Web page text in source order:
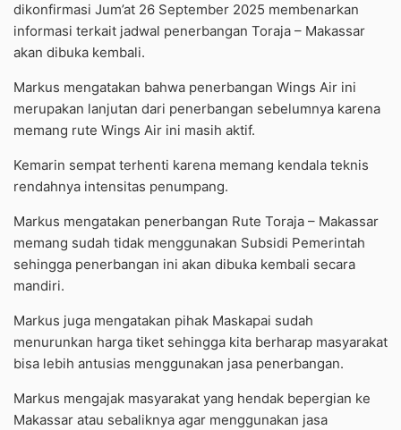
dikonfirmasi Jum’at 26 September 2025 membenarkan
informasi terkait jadwal penerbangan Toraja – Makassar
akan dibuka kembali.
Markus mengatakan bahwa penerbangan Wings Air ini
merupakan lanjutan dari penerbangan sebelumnya karena
memang rute Wings Air ini masih aktif.
Kemarin sempat terhenti karena memang kendala teknis
rendahnya intensitas penumpang.
Markus mengatakan penerbangan Rute Toraja – Makassar
memang sudah tidak menggunakan Subsidi Pemerintah
sehingga penerbangan ini akan dibuka kembali secara
mandiri.
Markus juga mengatakan pihak Maskapai sudah
menurunkan harga tiket sehingga kita berharap masyarakat
bisa lebih antusias menggunakan jasa penerbangan.
Markus mengajak masyarakat yang hendak bepergian ke
Makassar atau sebaliknya agar menggunakan jasa